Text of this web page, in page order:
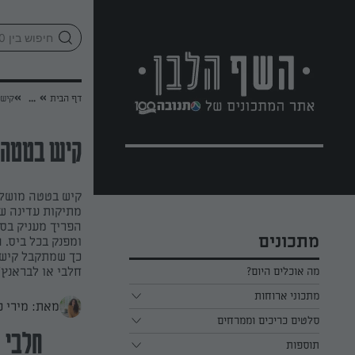
מתכונים
מה אוכלים היום?
מתכוני ארוחות
ארוחת בוקר
ארוחת צהריים
סלטים כריכים וממרחים
כל הסלטים כריכים וממרחים
תוספות
דף הבית »
...
»
קיש בטטה
קיש בטטה
מתיקות עדינה
הפריך מעניק
ומפנק בכל
כך שמתקבל
חלבי או
מאת: מירי
חלבי